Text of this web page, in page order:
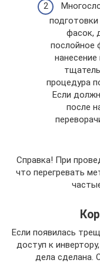
фасок,
послойное
процедура
Если
после
Справка! При
что перегревать
Если появилась
доступ к
дела сделана.